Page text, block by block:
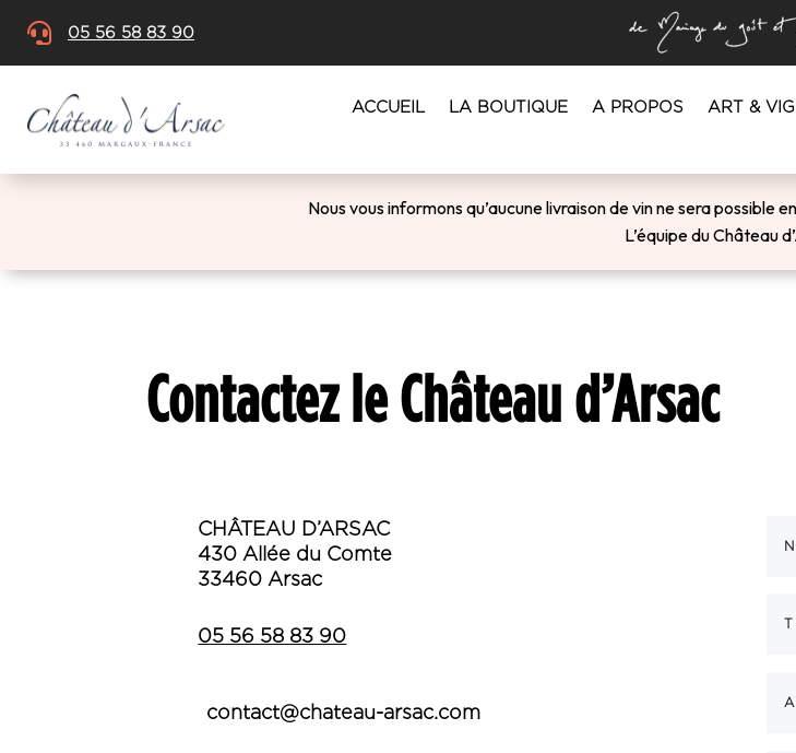
 05 56 58 83 90
ACCUEIL LA BOUTIQUE A PROPOS ART &
Nous vous informons qu’aucune livraison de vin ne sera possible
L’équipe du Château
Contactez le Château d’Arsac
CHÂTEAU D’ARSAC
430 Allée du Comte
33460 Arsac
05 56 58 83 90
contact@chateau-arsac.com